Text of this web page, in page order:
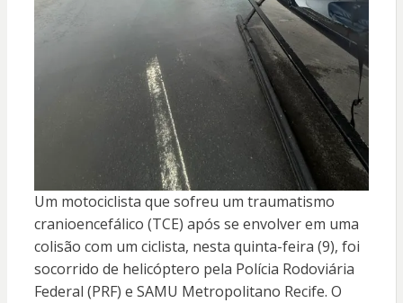
Um motociclista que sofreu um traumatismo
cranioencefálico (TCE) após se envolver em uma
colisão com um ciclista, nesta quinta-feira (9), foi
socorrido de helicóptero pela Polícia Rodoviária
Federal (PRF) e SAMU Metropolitano Recife. O